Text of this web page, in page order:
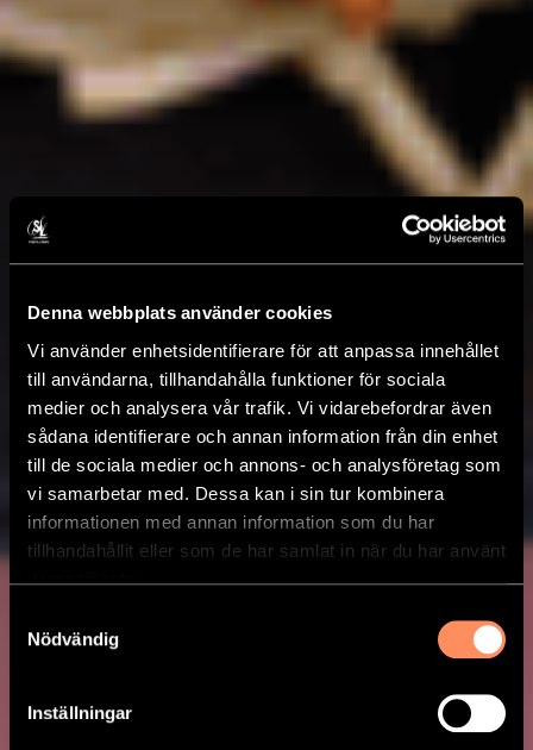
Denna webbplats använder cookies
Vi använder enhetsidentifierare för att anpassa innehållet
till användarna, tillhandahålla funktioner för sociala
medier och analysera vår trafik. Vi vidarebefordrar även
sådana identifierare och annan information från din enhet
till de sociala medier och annons- och analysföretag som
vi samarbetar med. Dessa kan i sin tur kombinera
informationen med annan information som du har
tillhandahållit eller som de har samlat in när du har använt
deras tjänster.
Nödvändig
Inställningar